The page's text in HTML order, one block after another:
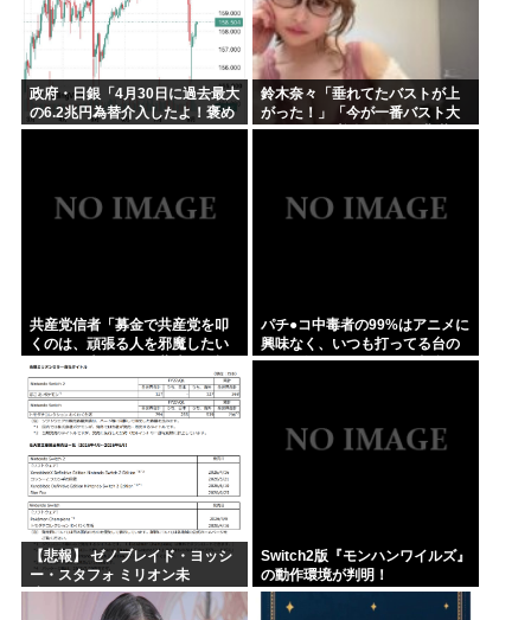
政府・日銀「4月30日に過去最大
の6.2兆円為替介入したよ！褒め
てよ！」
鈴木奈々「垂れてたバストが上
がった！」「今が一番バスト大
きい！」 下着姿を公開、豊満な
共産党信者「募金で共産党を叩
くのは、頑張る人を邪魔したい
という日本人らしい薄暗い欲望
のせい」
パチ●コ中毒者の99%はアニメに
興味なく、いつも打ってる台の
原作も知らないという不都合な
【悲報】 ゼノブレイド・ヨッシ
ー・スタフォ ミリオン未
達・・・
Switch2版『モンハンワイルズ』
の動作環境が判明！